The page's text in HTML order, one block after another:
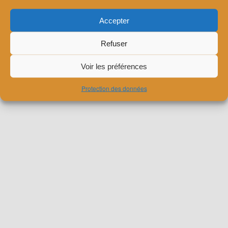
Accepter
Refuser
Voir les préférences
Protection des données
thématique abordée cette année est le calme dans les jardins.
Ce contenu a été publié dansActupardimitri. Mettez-le en favori
Fièrement propulsé par WordPress